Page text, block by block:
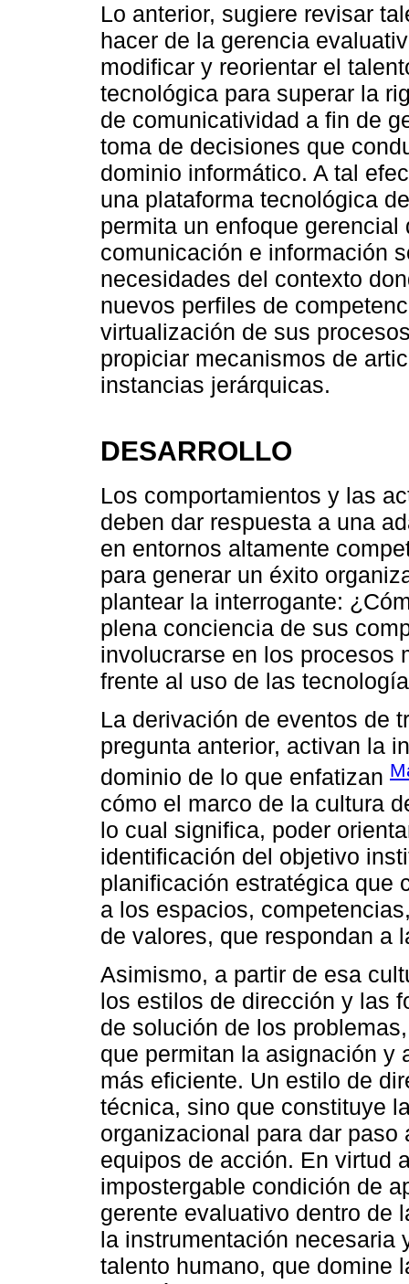
Lo anterior, sugiere revisar
hacer de la gerencia
modificar y reorientar el
tecnológica para superar la
de comunicatividad a fin de
toma de decisiones que
dominio informático. A tal
una plataforma tecnológica
permita un enfoque
comunicación e información
necesidades del contexto
nuevos perfiles de
virtualización de sus
propiciar mecanismos de
instancias jerárquicas.
DESARROLLO
Los comportamientos y las
deben dar respuesta a una
en entornos altamente
para generar un éxito
plantear la interrogante:
plena conciencia de sus
involucrarse en los procesos
frente al uso de las
La derivación de eventos de
pregunta anterior, activan la
dominio de lo que enfatizan
cómo el marco de la cultura
lo cual significa, poder
identificación del objetivo
planificación estratégica que
a los espacios,
de valores, que respondan a
Asimismo, a partir de esa
los estilos de dirección y las
de solución de los
que permitan la asignación y
más eficiente. Un estilo de
técnica, sino que constituye
organizacional para dar
equipos de acción. En virtud
impostergable condición de
gerente evaluativo dentro de
la instrumentación necesaria
talento humano, que domine